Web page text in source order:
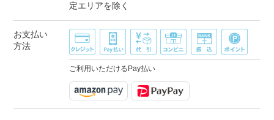
定エリアを除く
お支払い
方法
ご利用いただけるPay払い